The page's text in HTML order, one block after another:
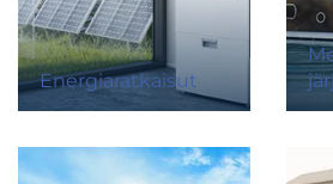
Energiaratkaisut